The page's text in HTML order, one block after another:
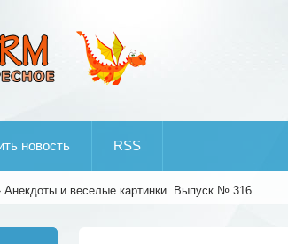
новость RSS
Анекдоты и веселые картинки. Выпуск № 316